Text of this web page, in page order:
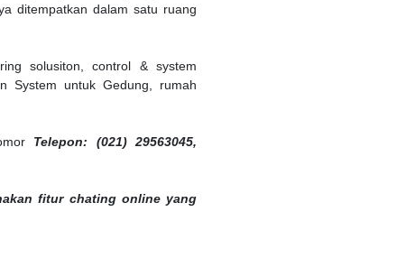
ditempatkan dalam satu ruang
solusiton, control & system
System untuk Gedung, rumah
Telepon: (021) 29563045,
fitur chating online yang